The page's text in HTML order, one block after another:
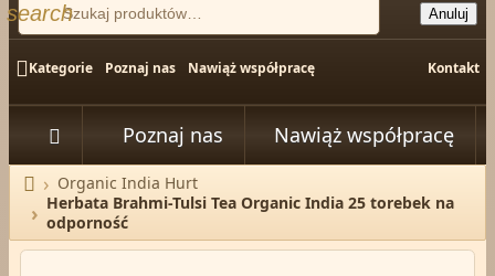
search Anuluj
Kategorie Poznaj nas Nawiąż współpracę Kontakt
 Poznaj nas Nawiąż współpracę

Strona główna
Organic India Hurt
Herbata Brahmi-Tulsi Tea Organic India 25 torebek na
odporność